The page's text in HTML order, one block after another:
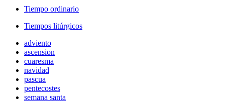
Tiempo ordinario
Tiempos litúrgicos
adviento
ascension
cuaresma
navidad
pascua
pentecostes
semana santa